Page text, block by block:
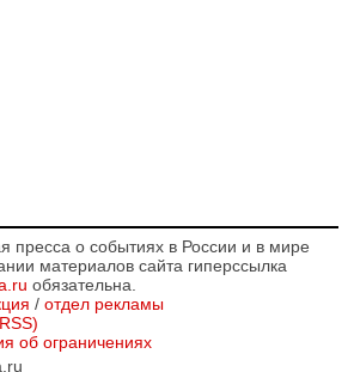
пресса о событиях в России и в мире
материалов сайта гиперссылка
обязательна.
/ отдел рекламы
об ограничениях